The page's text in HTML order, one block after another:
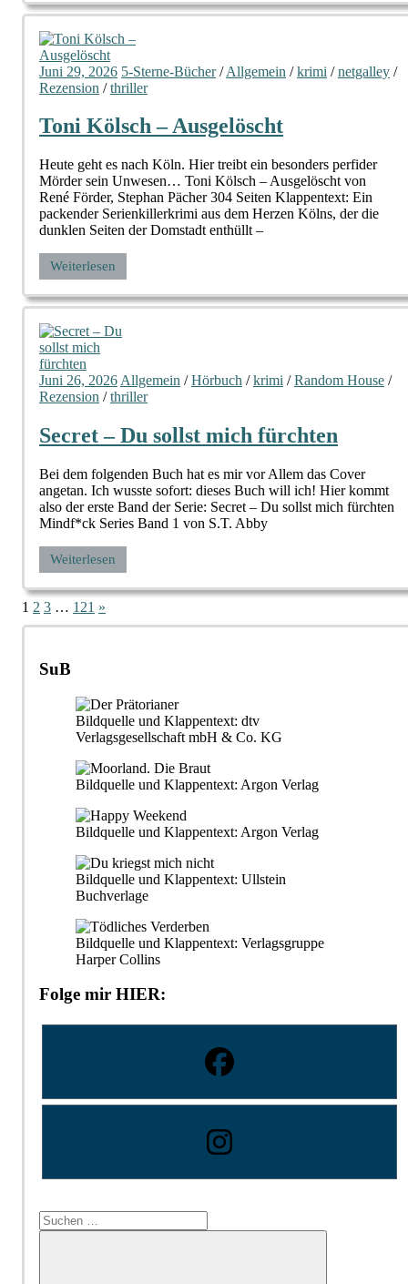
Juni 29, 2026 5-Sterne-Bücher/Allgemein /krimi /netgalley /
Rezension /thriller
Toni Kölsch – Ausgelöscht
Heute geht es nach Köln. Hier treibt ein besonders perfider
Mörder sein Unwesen… Toni Kölsch – Ausgelöscht von
René Förder, Stephan Pächer 304 Seiten Klappentext: Ein
packender Serienkillerkrimi aus dem Herzen Kölns, der die
dunklen Seiten der Domstadt enthüllt –
Weiterlesen
Juni 26, 2026 Allgemein /Hörbuch /krimi /Random House /
Rezension /thriller
Secret – Du sollst mich fürchten
Bei dem folgenden Buch hat es mir vor Allem das Cover
angetan. Ich wusste sofort: dieses Buch will ich! Hier kommt
also der erste Band der Serie: Secret – Du sollst mich fürchten
Mindf*ck Series Band 1 von S.T. Abby
Weiterlesen
Seitennummerierung
der
Beiträge
1 2 3 … 121 Nächste
Beiträge
»
SuB
Bildquelle und Klappentext: dtv
Verlagsgesellschaft mbH & Co. KG
Bildquelle und Klappentext: Argon Verlag
Bildquelle und Klappentext: Argon Verlag
Bildquelle und Klappentext: Ullstein
Buchverlage
Bildquelle und Klappentext: Verlagsgruppe
Harper Collins
Folge mir HIER:
Suchen
nach: